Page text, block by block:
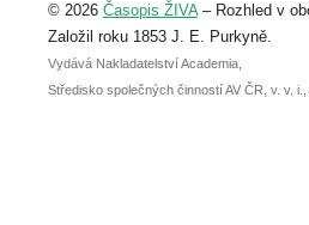
abstraktu přihlášené přednášky
posteru je už 30. června.
© 2026 Časopis ŽIVA– Rozhled v
Založil roku 1853 J. E. Purkyně.
Vydává Nakladatelství Academia,
Středisko společných činností AV ČR, v. v.